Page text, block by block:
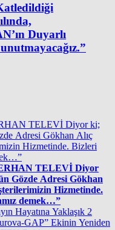
Duyarlı
TELEVİ Diyor
Hizmetinde.
demek…”